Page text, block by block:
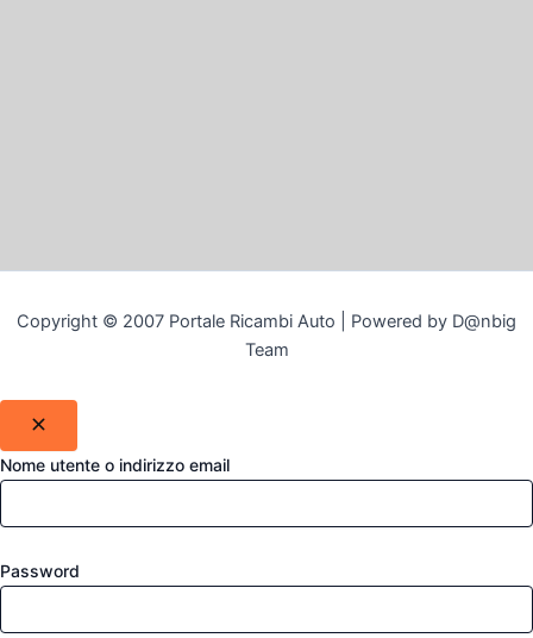
Copyright © 2007 Portale Ricambi Auto | Powered by D@nbig
Team
Nome utente o indirizzo email
Password